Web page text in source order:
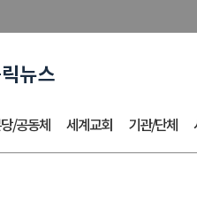
/공동체 세계교회 기관/단체